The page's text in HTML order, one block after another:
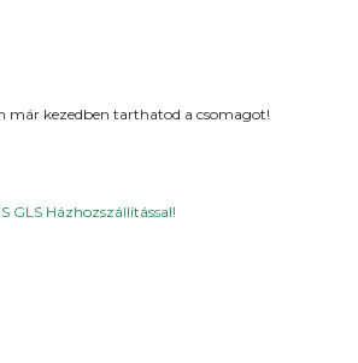
már kezedben tarthatod a csomagot!
GLS Házhozszállítással!